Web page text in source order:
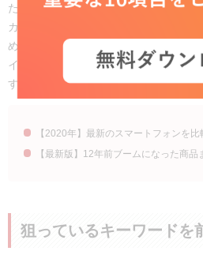
ため、数字やカタカナを含めることを
カナは人間にとって最も目を惹きやす
め、漢字やひらがなばかりのタイトル
イトを目指せます。例えば、次のよう
すめです。
【2020年】最新のスマートフォンを比
【最新版】12年前ブームになった商品
狙っているキーワードを